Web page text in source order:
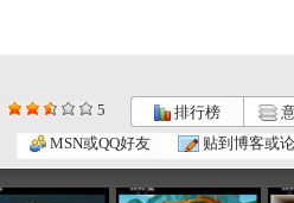
5 排行榜
MSN或QQ好友 贴到博客或
动画梦工场...
14:32
动画梦工场...
14:25